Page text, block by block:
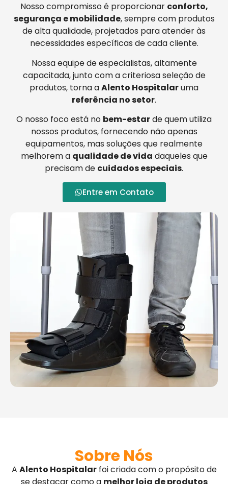
Nosso compromisso é proporcionar conforto,
segurança e mobilidade, sempre com produtos
de alta qualidade, projetados para atender às
necessidades específicas de cada cliente.
Nossa equipe de especialistas, altamente
capacitada, junto com a criteriosa seleção de
produtos, torna aAlento Hospitalaruma
referência no setor.
O nosso foco está no bem-estarde quem utiliza
nossos produtos, fornecendo não apenas
equipamentos, mas soluções que realmente
melhorem a qualidade de vida daqueles que
precisam de cuidados especiais.
Entre em Contato
Sobre Nós
A Alento Hospitalarfoi criada com o propósito de